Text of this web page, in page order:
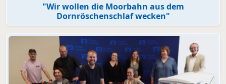
"Wir wollen die Moorbahn aus dem
Dornröschenschlaf wecken"